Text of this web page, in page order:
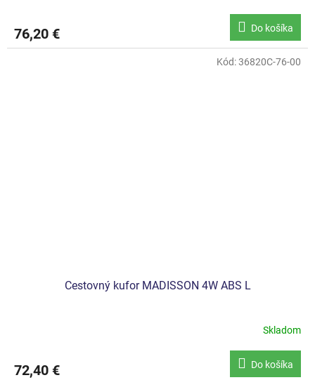
76,20 € Do košíka
Cestovný kufor MADISSON 4W ABS L
Skladom
72,40 € Do košíka
Kód:36820C-76-00